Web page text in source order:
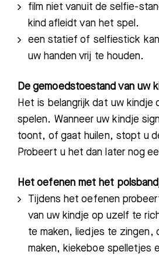
film niet vanuit de selfie-
kind afleidt van het spel.
een statief of selfiestick
uw handen vrij te houden.
De gemoedstoestand van uw
Het is belangrijk dat uw kindje
spelen. Wanneer uw kindje
toont, of gaat huilen, stopt u
Probeert u het dan later nog
Het oefenen met het
Tijdens het oefenen
van uw kindje op uzelf te
te maken, liedjes te
maken, kiekeboe spelletjes